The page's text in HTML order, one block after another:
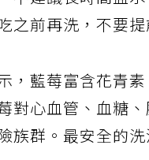
不建議長時間鹽
之前再洗，不要
，藍莓富含花青
對心血管、血糖
族群。最安全的